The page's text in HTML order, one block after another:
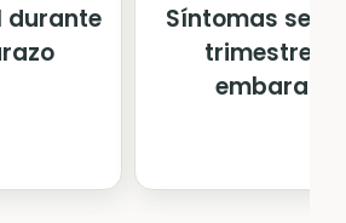
durante
Síntomas
trimestre de
embarazo